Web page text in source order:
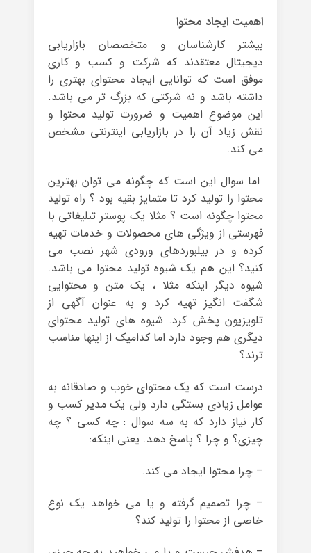
اهمیت ایجاد محتوا
بیشتر کارشناسان و متخصصان بازاریابی
دیجیتال معتقدند که شرکت و کسب و کاری
موفق است که توانایی ایجاد محتوای بهتری را
داشته باشد و نه شرکتی که بزرگ تر می باشد.
این موضوع اهمیت و ضرورت تولید محتوا و
نقش زیاد آن را در بازاریابی اینترنتی مشخص
می کند.
اما سوال این است که چگونه می توان بهترین
محتوا را تولید کرد تا متمایز بقیه بود ؟ راه تولید
محتوا چگونه است ؟ مثلا یک پوستر تبلیغاتی با
فهرستی از ویژگی های محصولات و خدمات تهیه
کرده و در بیلبوردهای ورودی شهر نصب می
کنید؟ این هم یک شیوه تولید محتوا می باشد.
شیوه دیگر اینکه مثلا ، یک متن و محتوایی
شگفت انگیز تهیه کرد و به عنوان آگهی از
تلویزیون پخش کرد. شیوه های تولید محتوای
دیگری هم وجود دارد اما کدامیک از اینها مناسب
ترند؟
درست است که یک محتوای خوب و صادقانه به
عوامل زیادی بستگی دارد ولی یک مدیر کسب و
کار نیاز دارد که به سه سوال : چه کسی ؟ چه
چیزی؟ و چرا ؟ پاسخ دهد. یعنی اینکه:
– چرا محتوا ایجاد می کند.
– چرا تصمیم گرفته و یا می خواهد یک نوع
خاصی از محتوا را تولید کند؟